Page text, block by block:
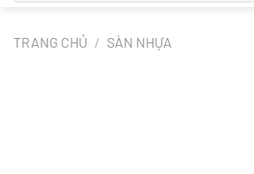
TRANG CHỦ / SÀN NHỰA